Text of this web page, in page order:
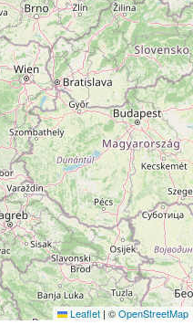
Leaflet | ©OpenStreetMap